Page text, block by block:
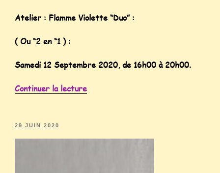
Atelier : Flamme Violette “Duo” :
( Ou “2 en “1 ) :
Samedi 12 Septembre 2020, de 16h00 à 20h00.
Continuer la lecture
29 JUIN 2020